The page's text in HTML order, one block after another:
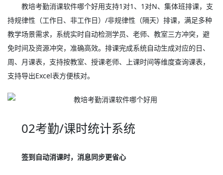
教培考勤消课软件哪个好用支持1对1、1对N、集体班排课，支
持规律性（工作日、非工作日）/非规律性（隔天）排课，满足多种
教学场景需求，系统实时自动检测学员、老师、教室三方冲突，避
免时间及资源冲突，准确高效。排课完成系统自动生成对应的日、
周、月课表，支持按教室、授课老师、上课时间等维度查询课表，
支持导出Excel表方便核对。
02考勤/课时统计系统
签到自动消课时，消息同步更省心